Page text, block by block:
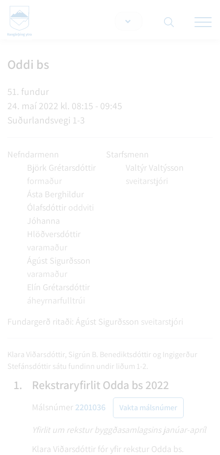
Oddi bs
51. fundur
24. maí 2022 kl. 08:15 - 09:45
Suðurlandsvegi 1-3
Nefndarmenn
Björk Grétarsdóttir
formaður
Ásta Berghildur
Ólafsdóttir oddviti
Jóhanna
Hlöðversdóttir
varamaður
Ágúst Sigurðsson
varamaður
Elín Grétarsdóttir
áheyrnarfulltrúi
Starfsmenn
Valtýr Valtýsson
sveitarstjóri
Fundargerð ritaði: Ágúst Sigurðsson sveitarstjóri
Klara Viðarsdóttir, Sigrún B. Benediktsdóttir og Ingigerður
Stefánsdóttir sátu fundinn undir liðum 1-2.
1. Rekstraryfirlit Odda bs 2022
Málsnúmer 2201036 Vakta málsnúmer
Yfirlit um rekstur byggðasamlagsins janúar-apríl
Klara Viðarsdóttir fór yfir rekstur Odda bs.
Leita á vef